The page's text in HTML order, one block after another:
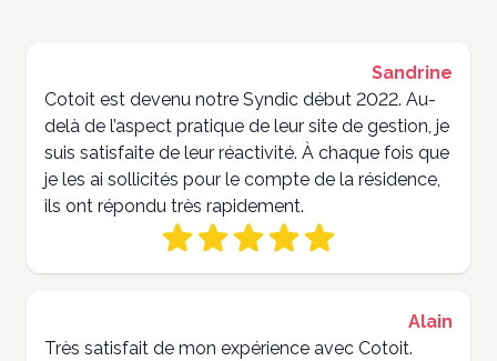
Sandrine
Cotoit est devenu notre Syndic début 2022. Au-
delà de l’aspect pratique de leur site de gestion, je
suis satisfaite de leur réactivité. À chaque fois que
je les ai sollicités pour le compte de la résidence,
ils ont répondu très rapidement.
Alain
Très satisfait de mon expérience avec Cotoit.